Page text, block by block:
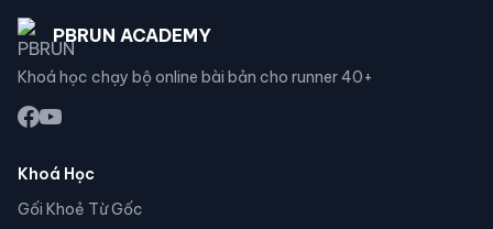
PBRUN ACADEMY
Khoá học chạy bộ online bài bản cho runner 40+
Khoá Học
Gối Khoẻ Từ Gốc